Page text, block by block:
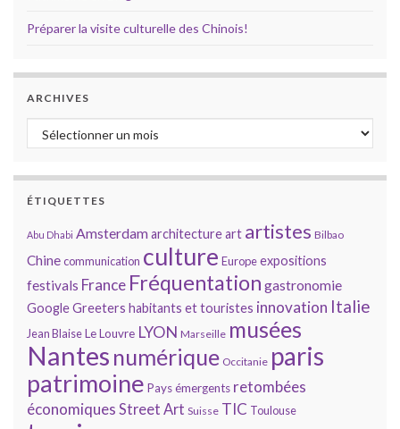
Préparer la visite culturelle des Chinois!
ARCHIVES
Archives
ÉTIQUETTES
Abu Dhabi Amsterdamarchitectureart artistes Bilbao
Chinecommunication culture Europeexpositions
festivals France Fréquentation gastronomie
GoogleGreeters habitants et touristes innovation Italie
Jean BlaiseLe Louvre LYON Marseille musées
Nantes numérique Occitanie paris
patrimoine Pays émergents retombées
économiques Street Art Suisse TIC Toulouse